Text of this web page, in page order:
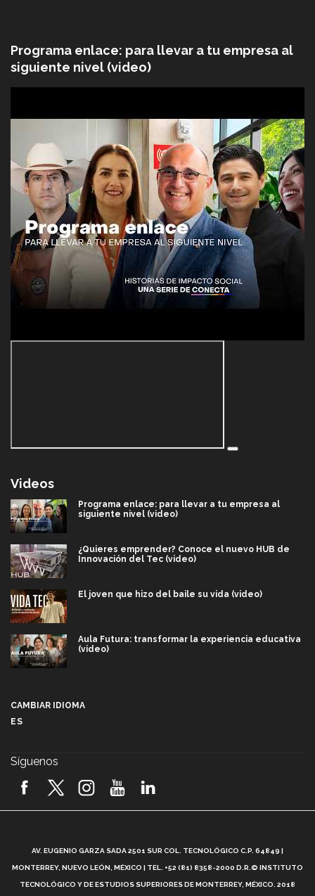
Programa enlace: para llevar a tu empresa al
siguiente nivel (video)
Videos
Programa enlace: para llevar a tu empresa al
siguiente nivel (video)
¿Quieres emprender? Conoce el nuevo HUB de
Innovación del Tec (video)
El joven que hizo del baile su vida (video)
Aula Futura: transformar la experiencia educativa
(video)
2026! (video)
¿Cómo es el Modelo Educativo Tec? (video)
CAMBIAR IDIOMA
ES
Síguenos
AV. EUGENIO GARZA SADA 2501 SUR COL. TECNOLÓGICO C.P. 64849 |
MONTERREY, NUEVO LEÓN, MÉXICO | TEL. +52 (81) 8358-2000 D.R.© INSTITUTO
TECNOLÓGICO Y DE ESTUDIOS SUPERIORES DE MONTERREY, MÉXICO. 2018